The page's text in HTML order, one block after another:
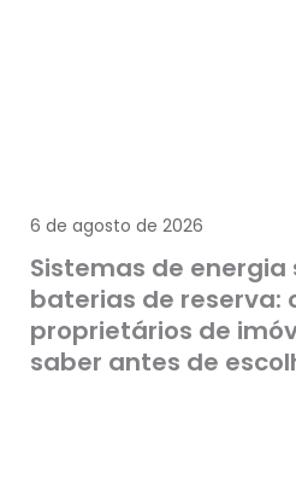
6 de agosto de 2026
Sistemas de energia
baterias de reserva:
proprietários de
saber antes de